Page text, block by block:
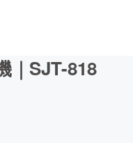
｜SJT-818